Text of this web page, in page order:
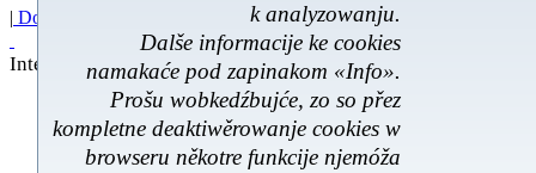
k analyzowanju.
Dalše informacije ke cookies
namakaće pod zapinakom «Info».
Prošu wobkedźbujće, zo so přez
kompletne deaktiwěrowanje cookies w
browseru někotre funkcije njemóža
| Domoj Z wokoliny|Feedback|
Internet serwis
Internet serwis
Z wokoliny
Domoj